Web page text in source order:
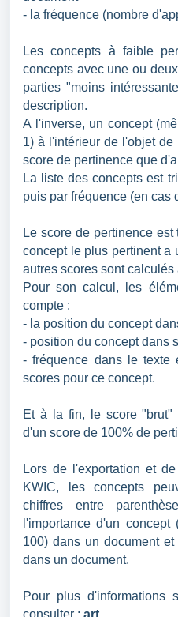
- la fréquence (nombre
Les concepts à faible
concepts avec une ou
parties "moins
description.
A l'inverse, un concept
1) à l'intérieur de l'objet
score de pertinence que
La liste des concepts est
puis par fréquence (en cas
Le score de pertinence
concept le plus pertinent a
autres scores sont calculés
Pour son calcul, les
compte :
- la position du concept
- position du concept dans
- fréquence dans le texte
scores pour ce concept.
Et à la fin, le score "brut"
d'un score de 100% de
Lors de l'exportation et
KWIC, les concepts
chiffres entre
l'importance d'un
100) dans un document
dans un document.
Pour plus d'informations
consulter : art